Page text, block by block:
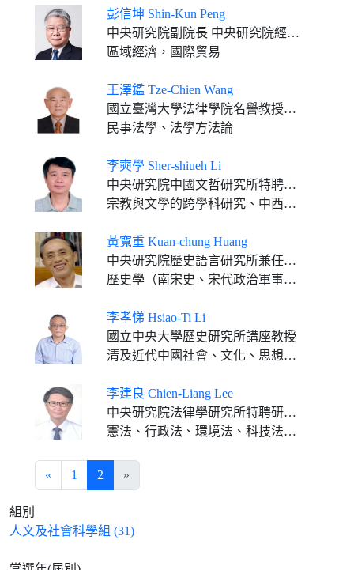
彭信坤 Shin-Kun Peng
中央研究院副院長 中央研究院經濟研究所特聘研究員
區域經濟，國際貿易
王澤鑑 Tze-Chien Wang
國立臺灣大學法律學院名譽教授、司法院優遇大法官
民事法學、法學方法論
李奭學 Sher-shiueh Li
中央研究院中國文哲研究所特聘研究員（已退休）
宗教與文學的跨學科研究、中西文學關係（中西比較文學）、中國翻譯史、現代文學
黃寬重 Kuan-chung Huang
中央研究院歷史語言研究所兼任研究員
歷史學（南宋史、宋代政治軍事史、宋代社會文化史、宋代文獻版本學）
李孝悌 Hsiao-Ti Li
國立中央大學歷史研究所講座教授
清及近代中國社會、文化、思想史，城市史
李建良 Chien-Liang Lee
中央研究院法律學研究所特聘研究員
憲法、行政法、環境法、科技法、法學方法
« 1 2 »
組別
人文及社會科學組 (31)